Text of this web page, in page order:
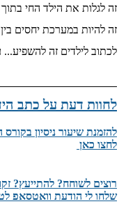
זה לגלות את הילד החי בתוך
זה להיות במערכת יחסים
לכתוב לילדים זה
לחוות דעת על כתב
​להזמנת שיעור ניסיון
לחצו כאן
רוצים לשוחח? להתייעץ?
שלחו לי הודעת וואטסאפ לטלפון